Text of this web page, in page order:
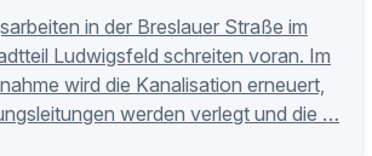
in der Breslauer Straße im
Ludwigsfeld schreiten voran. Im
wird die Kanalisation erneuert,
werden verlegt und die …